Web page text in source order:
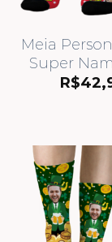
Meia
Super
R$